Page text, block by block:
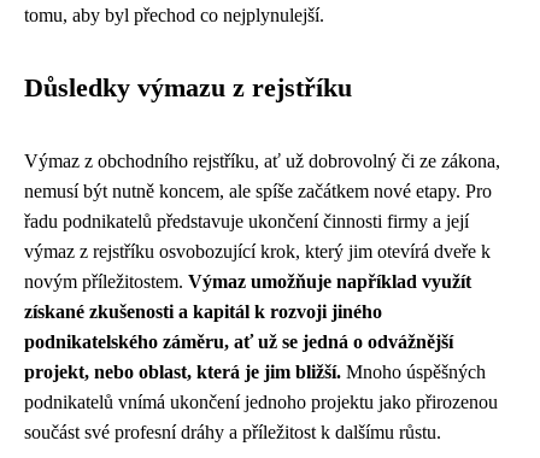
tomu, aby byl přechod co nejplynulejší.
Důsledky výmazu z rejstříku
Výmaz z obchodního rejstříku, ať už dobrovolný či ze zákona,
nemusí být nutně koncem, ale spíše začátkem nové etapy. Pro
řadu podnikatelů představuje ukončení činnosti firmy a její
výmaz z rejstříku osvobozující krok, který jim otevírá dveře k
novým příležitostem. Výmaz umožňuje například využít
získané zkušenosti a kapitál k rozvoji jiného
podnikatelského záměru, ať už se jedná o odvážnější
projekt, nebo oblast, která je jim bližší. Mnoho úspěšných
podnikatelů vnímá ukončení jednoho projektu jako přirozenou
součást své profesní dráhy a příležitost k dalšímu růstu.